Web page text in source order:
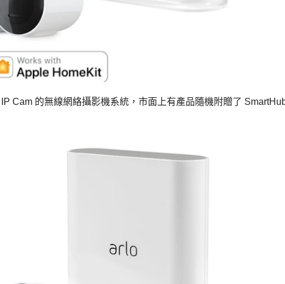
Cam 的無線網絡攝影機系統，市面上有產品隨機附贈了